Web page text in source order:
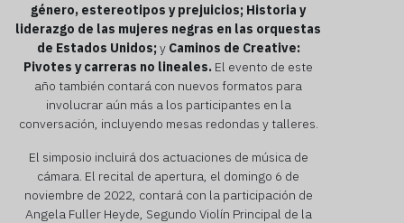
género, estereotipos y prejuicios; Historia y
liderazgo de las mujeres negras en las orquestas
de Estados Unidos;y Caminos de Creative:
Pivotes y carreras no lineales. El evento de este
año también contará con nuevos formatos para
involucrar aún más a los participantes en la
conversación, incluyendo mesas redondas y talleres.
El simposio incluirá dos actuaciones de música de
cámara. El recital de apertura, el domingo 6 de
noviembre de 2022, contará con la participación de
Angela Fuller Heyde, Segundo Violín Principal de la